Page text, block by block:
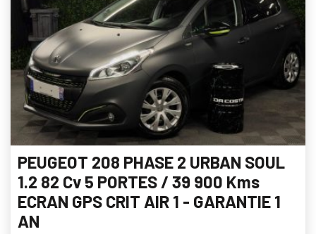
PEUGEOT 208 PHASE 2 URBAN SOUL
1.2 82 Cv 5 PORTES / 39 900 Kms
ECRAN GPS CRIT AIR 1 - GARANTIE 1
AN